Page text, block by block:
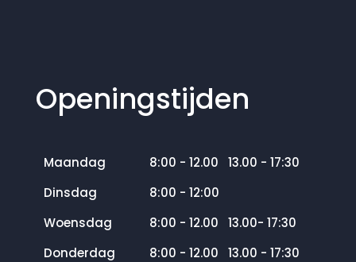
Openingstijden
Maandag
8:00 - 12.00 13.00 - 17:30
Dinsdag
8:00 - 12:00
Woensdag
8:00 - 12.00 13.00- 17:30
Donderdag
8:00 - 12.00 13.00 - 17:30